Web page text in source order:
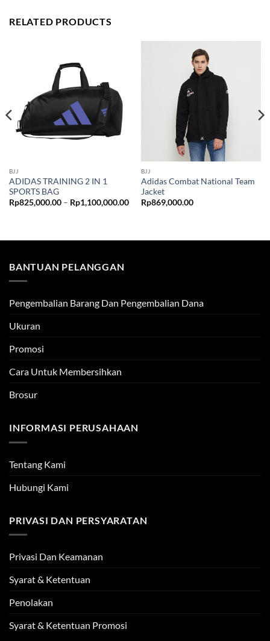
RELATED PRODUCTS
BJJ
ADIDAS TRAINING 2 IN 1
SPORTS BAG
Rp825,000.00 – Rp1,100,000.00Price
range:
BJJ
Adidas Combat National Team
Jacket
Rp869,000.00
BANTUAN PELANGGAN
Pengembalian Barang Dan Pengembalian Dana
Ukuran
Promosi
Cara Untuk Membersihkan
Brosur
INFORMASI PERUSAHAAN
Tentang Kami
Hubungi Kami
PRIVASI DAN PERSYARATAN
Privasi Dan Keamanan
Syarat & Ketentuan
Penolakan
Syarat & Ketentuan Promosi